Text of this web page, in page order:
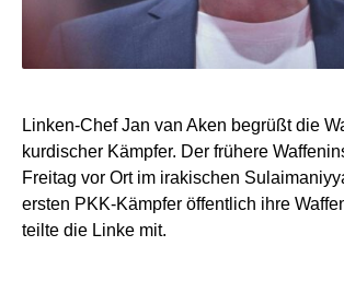
Linken-Chef Jan van Aken begrüßt die
kurdischer Kämpfer. Der frühere
Freitag vor Ort im irakischen
ersten PKK-Kämpfer öffentlich ihre
teilte die Linke mit.